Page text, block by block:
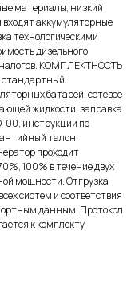
материалы, низкий
входят аккумуляторные
технологическими
дизельного
КОМПЛЕКТНОСТЬ
батарей, сетевое
жидкости, заправка
00, инструкции по
талон.
проходит
100% в течение двух
мощности. Отгрузка
систем и соответствия
данным. Протокол
к комплекту